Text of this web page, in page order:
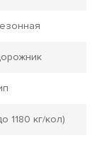
1180 кг/кол)